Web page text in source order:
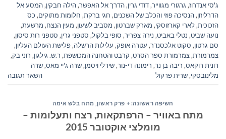
ג'סי אנדרוז, גרגורי מגווייר,דודי גרין,הדרך אל האפשר,הילה חבקין,המסע אל
הדרליזון,הנסיכה פוזי והכלב של השכנים, חגי ברקת, חלומות מתוקים, כס
הזכוכית,לארי קארזוסקי, מארק שברטון, מסביב לשעון, מעין הנצח, מרשעת,
נועה שביט, נטלי באביט, נירה צפריר, סופי בלקול, סטפני גרין, סטפני רות סיסון,
סם גרטון, סקוט אלכסנדר, עטרה אופק, עלילות הרשלה,פלישת העולם העליון,
צמרמורת,צמרמורת ספר הסרט, קרבט והטחנה המכושפת, ר.ש. גילגון, רוני בק,
רונית רוקאס, ריבה בן נר, רימונה די-נור,שירלי ויסמן,שרה ג'יי מאס,שרה
מלינובסקי,שרית פרקול השאר תגובה
חשיפה ראשונה: + פרק ראשון מתח בלש אימה
מתח באוויר – הרפתקאות, רצח ותעלומות –
מומלצי אוקטובר 2015